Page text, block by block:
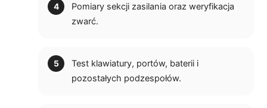
Pomiary sekcji zasilania oraz weryfikacja
zwarć.
Test klawiatury, portów, baterii i
pozostałych podzespołów.